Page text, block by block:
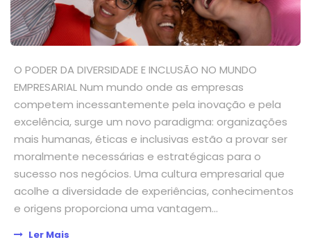
O PODER DA DIVERSIDADE E INCLUSÃO NO MUNDO
EMPRESARIAL Num mundo onde as empresas
competem incessantemente pela inovação e pela
excelência, surge um novo paradigma: organizações
mais humanas, éticas e inclusivas estão a provar ser
moralmente necessárias e estratégicas para o
sucesso nos negócios. Uma cultura empresarial que
acolhe a diversidade de experiências, conhecimentos
e origens proporciona uma vantagem...
Ler Mais